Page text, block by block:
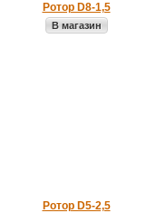
Ротор D8-1,5
В магазин
Ротор D5-2,5